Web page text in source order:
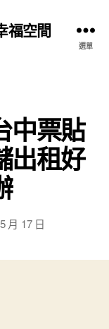
福空間
選單
中票貼
出租好
月 17 日